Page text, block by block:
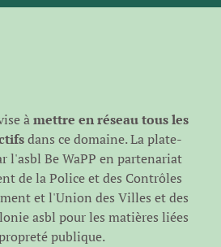
àmettre en réseau tous les
dans ce domaine. La plate-
l'asbl Be WaPP en partenariat
de la Police et des Contrôles
et l'Union des Villes et des
asbl pour les matières liées
publique.